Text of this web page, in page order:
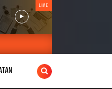
LIVE